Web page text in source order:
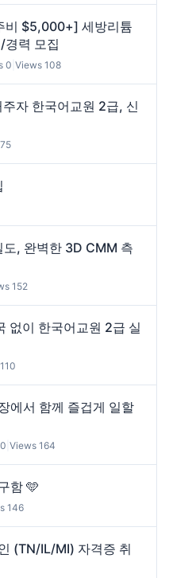
비 $5,000+] 세방리튬
력 모집
0 Views 108
자 한국어교원 2급, 신
, 완벽한 3D CMM 측
152
없이 한국어교원 2급 실
에서 함께 즐겁게 일할
Views 164
함 🩵
146
(TN/IL/MI) 자격증 취